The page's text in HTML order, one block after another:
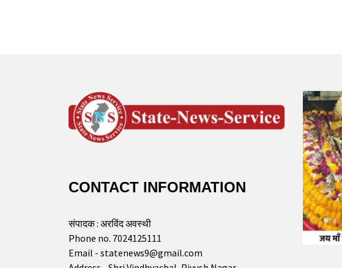
CONTACT INFORMATION
संपादक : अरविंद अवस्थी
Phone no. 7024125111
Email - statenews9@gmail.com